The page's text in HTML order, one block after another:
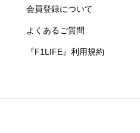
会員登録について
よくあるご質問
『F1LIFE』利用規約